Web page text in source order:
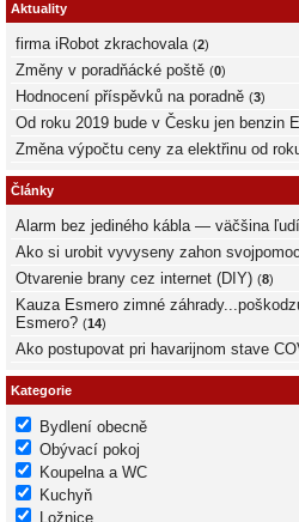
Aktuality
firma iRobot zkrachovala (2)
Změny v poradňácké poště (0)
Hodnocení příspěvků na poradně (3)
Od roku 2019 bude v Česku jen benzin
Změna výpočtu ceny za elektřinu od
Články
Alarm bez jediného kábla — väčšina
Ako si urobit vyvyseny zahon
Otvarenie brany cez internet (DIY) (8)
Kauza Esmero zimné
Esmero? (14)
Ako postupovat pri havarijnom stave
Kategorie
Bydlení obecně
Obývací pokoj
Koupelna a WC
Kuchyň
Ložnice